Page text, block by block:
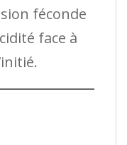
féconde
face à